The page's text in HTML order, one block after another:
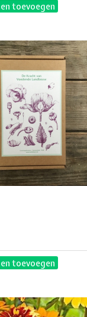
toevoegen
toevoegen